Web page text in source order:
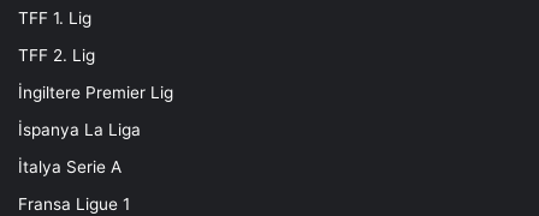
TFF 1. Lig
TFF 2. Lig
İngiltere Premier Lig
İspanya La Liga
İtalya Serie A
Fransa Ligue 1